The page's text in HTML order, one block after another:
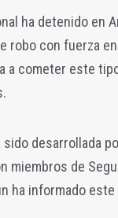
ha detenido en
robo con fuerza
a cometer este
sido desarrollada
miembros de
ha informado este